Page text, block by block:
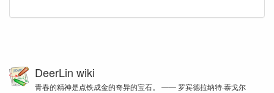
DeerLin wiki
青春的精神是点铁成金的奇异的宝石。 —— 罗宾德拉纳特·泰戈尔